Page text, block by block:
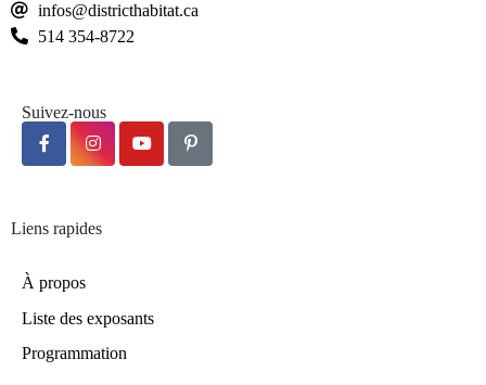
infos@districthabitat.ca
514 354-8722
Suivez-nous
Liens rapides
À propos
Liste des exposants
Programmation